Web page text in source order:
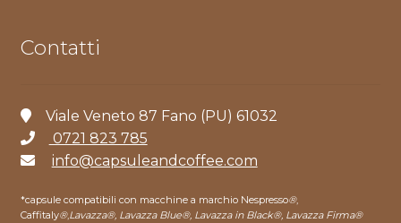
Contatti
Viale Veneto 87 Fano (PU) 61032
0721 823 785
info@capsuleandcoffee.com
*capsule compatibili con macchine a marchio Nespresso®,
Caffitaly®,Lavazza®, Lavazza Blue®, Lavazza in Black®, Lavazza Firma®